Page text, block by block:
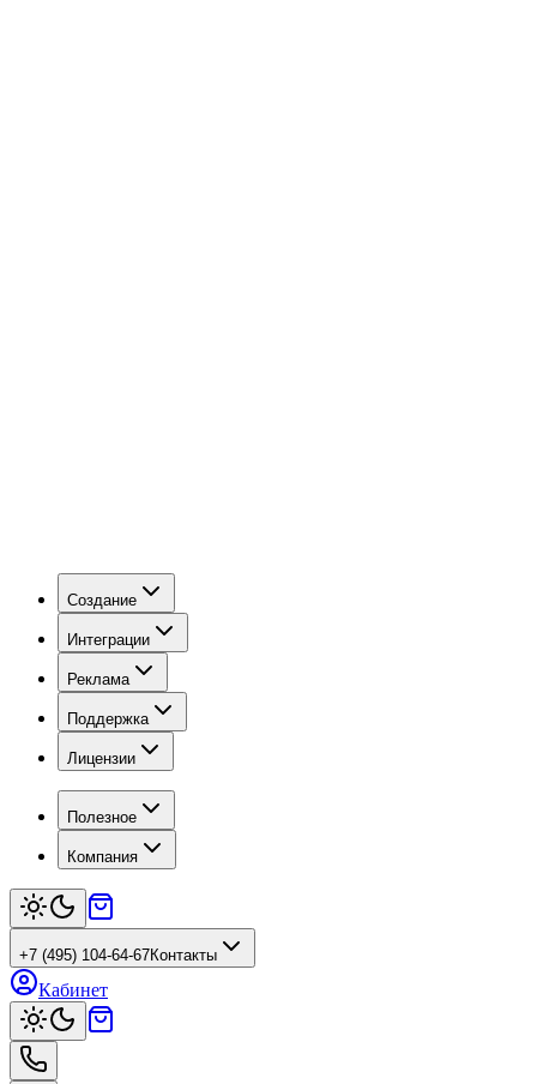
Создание
Интеграции
Реклама
Поддержка
Лицензии
Полезное
Компания
+7 (495) 104-64-67Контакты
Кабинет